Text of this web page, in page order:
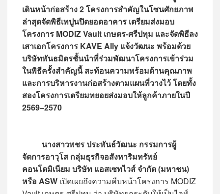
เดินหน้าก่อสร้าง 2 โครงการสำคัญในโซนศักยภาพ
ล่าสุดจัดพิธีเทปูนปิดยอดอาคาร เตรียมส่งมอบ
โครงการ MODIZ Vault เกษตร-ศรีปทุม และจัดพิธีลง
เสาเอกโครงการ KAVE Ally แจ้งวัฒนะ พร้อมด้วย
บริษัทพันธมิตรชั้นนำที่ร่วมพัฒนาโครงการเข้าร่วม
ในพิธีครั้งสำคัญนี้ สะท้อนความพร้อมด้านคุณภาพ
และการบริหารงานก่อสร้างตามแผนที่วางไว้ โดยทั้ง
สองโครงการเตรียมทยอยส่งมอบให้ลูกค้าภายในปี
2569–2570
นางสาวพชร ประพันธ์วัฒนะ กรรมการผู้
จัดการอาวุโส กลุ่มธุรกิจอสังหาริมทรัพย์
คอนโดมิเนียม บริษัท แอสเซทไวส์ จำกัด (มหาชน)
หรือ ASW เปิดเผยถึงความคืบหน้าโครงการ MODIZ